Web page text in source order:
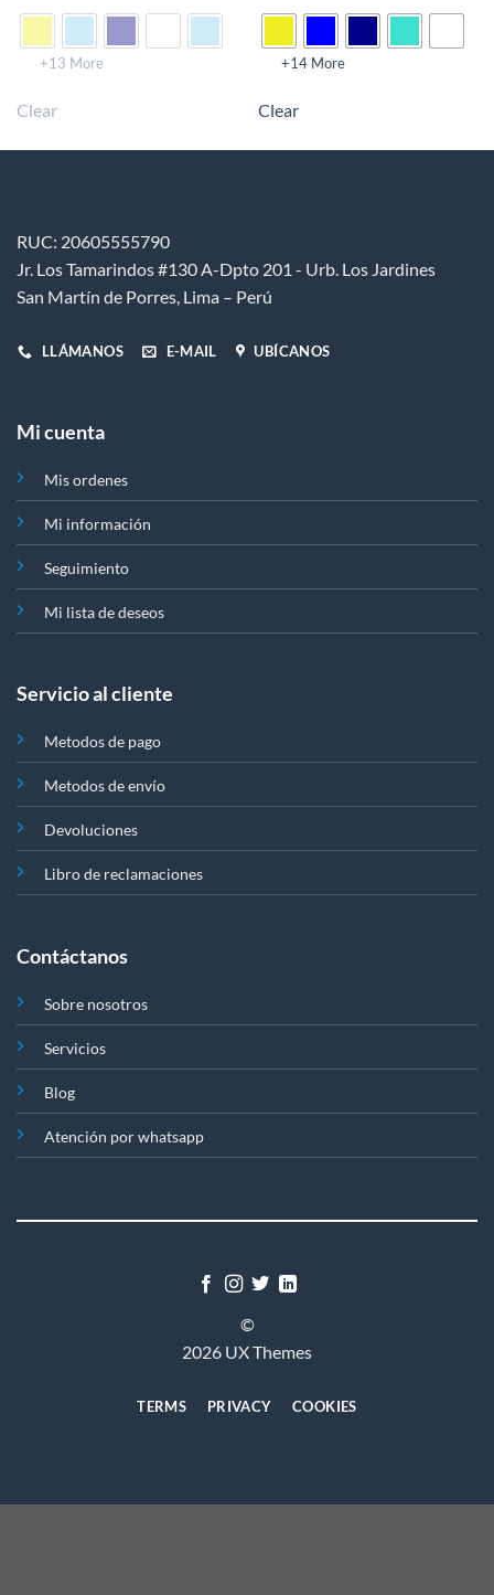
producto
se
la
página
de
+13 More
Clear
producto
se
página
+14 More
Clear
RUC: 20605555790
Jr. Los Tamarindos #130 A-Dpto 201 - Urb. Los Jardines
San Martín de Porres, Lima – Perú
LLÁMANOS E-MAIL UBÍCANOS
Mi cuenta
Mis ordenes
Mi información
Seguimiento
Mi lista de deseos
Servicio al cliente
Metodos de pago
Metodos de envío
Devoluciones
Libro de reclamaciones
Contáctanos
Sobre nosotros
Servicios
Blog
Atención por whatsapp
©
2026 UX Themes
TERMS PRIVACY COOKIES